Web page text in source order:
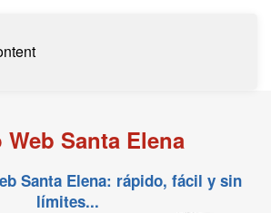
Santa Elena
Santa Elena: rápido, fácil y sin
límites...